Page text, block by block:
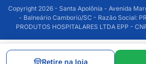
Copyright 2026 - Santa Apolônia - Avenida
- Balneário Camboriú/SC - Razão Social:
PRODUTOS HOSPITALARES LTDA EPP -
Retire na loja